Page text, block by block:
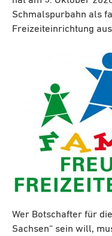
Schmalspurbahn als
Freizeiteinrichtung
Wer Botschafter für
Sachsen“ sein will,